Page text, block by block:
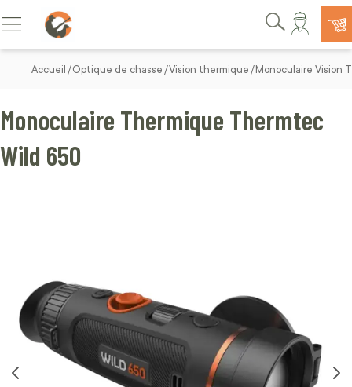
Allez au contenu
Basculer la navigation
Rechercher
Accueil Optique de chasse Vision thermique Monoculaire Vision
Monoculaire Thermique Thermtec
Wild 650